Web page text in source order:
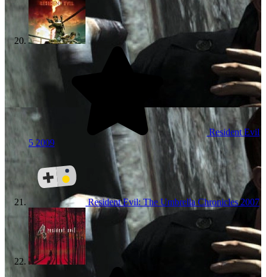
Resident Evil
5 2009
Resident Evil: The Umbrella Chronicles2007